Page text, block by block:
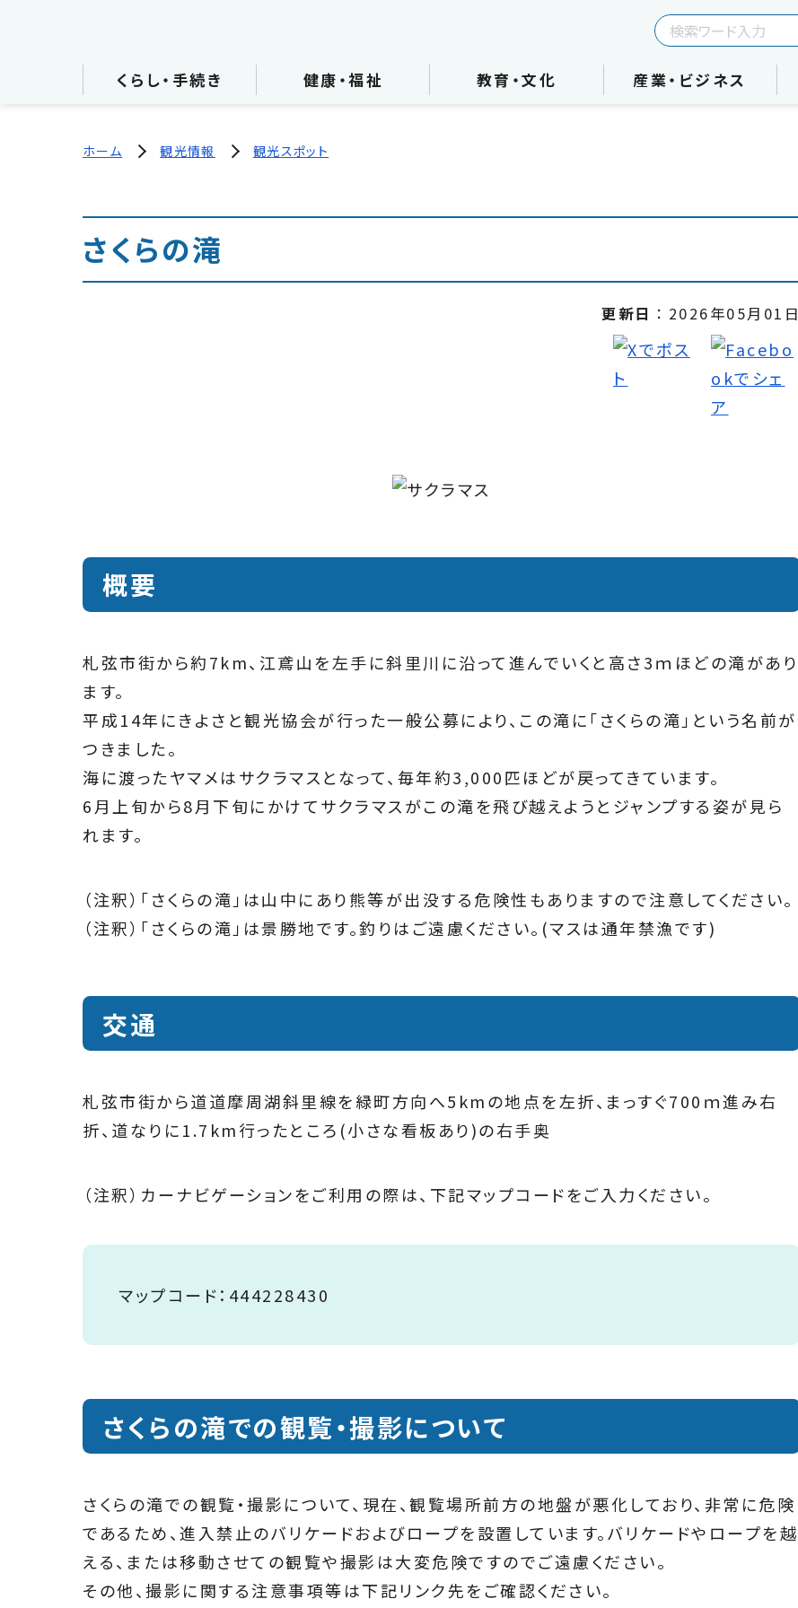
くらし・手続き 健康・福祉 教育・文化 産業・ビジネス
ホーム 観光情報 観光スポット
さくらの滝
更新日 2026年05月01日
概要
札弦市街から約7km、江鳶山を左手に斜里川に沿って進んでいくと高さ3ｍほどの滝があり
ます。
平成14年にきよさと観光協会が行った一般公募により、この滝に「さくらの滝」という名前が
つきました。
海に渡ったヤマメはサクラマスとなって、毎年約3,000匹ほどが戻ってきています。
6月上旬から8月下旬にかけてサクラマスがこの滝を飛び越えようとジャンプする姿が見ら
れます。
（注釈）「さくらの滝」は山中にあり熊等が出没する危険性もありますので注意してください。
（注釈）「さくらの滝」は景勝地です。釣りはご遠慮ください。(マスは通年禁漁です)
交通
札弦市街から道道摩周湖斜里線を緑町方向へ5kmの地点を左折、まっすぐ700ｍ進み右
折、道なりに1.7km行ったところ(小さな看板あり)の右手奥
（注釈）カーナビゲーションをご利用の際は、下記マップコードをご入力ください。
マップコード：444228430
さくらの滝での観覧・撮影について
さくらの滝での観覧・撮影について、現在、観覧場所前方の地盤が悪化しており、非常に危険
であるため、進入禁止のバリケードおよびロープを設置しています。バリケードやロープを越
える、または移動させての観覧や撮影は大変危険ですのでご遠慮ください。
​その他、撮影に関する注意事項等は下記リンク先をご確認ください。